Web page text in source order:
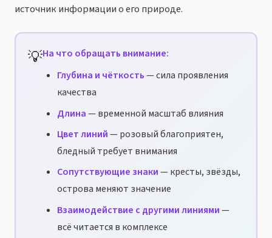
источник информации о его природе.
💡На что обращать внимание:
Глубина и чёткость— сила проявления
качества
Длина— временной масштаб влияния
Цвет линий— розовый благоприятен,
бледный требует внимания
Сопутствующие знаки— кресты, звёзды,
острова меняют значение
Взаимодействие с другими линиями—
всё читается в комплексе